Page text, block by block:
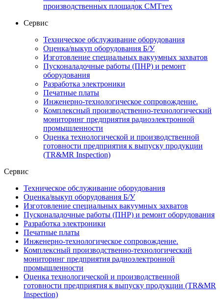
производственных площадок СМТтех
Сервис
Техническое обслуживание оборудования
Оценка/выкуп оборудования Б/У
Изготовление специальных вакуумных захватов
Пусконаладочные работы (ПНР) и ремонт
оборудования
Разработка электроники
Печатные платы
Инженерно-технологическое сопровождение.
Комплексный производственно-технологический
мониторинг предприятия радиоэлектронной
промышленности
Оценка технологической и производственной
готовности предприятия к выпуску продукции
(TR&MR Inspection)
Сервис
Техническое обслуживание оборудования
Оценка/выкуп оборудования Б/У
Изготовление специальных вакуумных захватов
Пусконаладочные работы (ПНР) и ремонт оборудования
Разработка электроники
Печатные платы
Инженерно-технологическое сопровождение.
Комплексный производственно-технологический
мониторинг предприятия радиоэлектронной
промышленности
Оценка технологической и производственной
готовности предприятия к выпуску продукции (TR&MR
Inspection)